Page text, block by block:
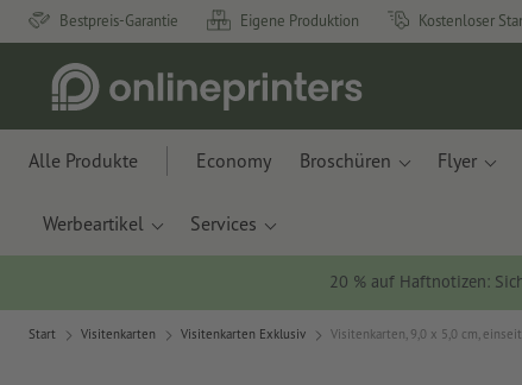
Bestpreis-Garantie Eigene Produktion Kostenloser
Alle Produkte Economy Broschüren Flyer
Werbeartikel Services
20 % auf Haftnotizen:
Start Visitenkarten Visitenkarten Exklusiv Visitenkarten, 9,0 x 5,0 cm,